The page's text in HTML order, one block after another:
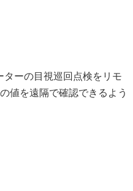
ーの目視巡回点検をリモ
値を遠隔で確認できるよう